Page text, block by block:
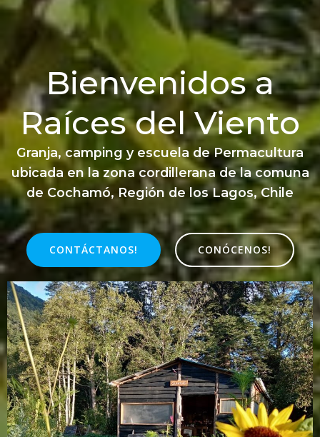
Bienvenidos a
Raíces del Viento
Granja, camping y escuela de Permacultura
ubicada en la zona cordillerana de la comuna
de Cochamó, Región de los Lagos, Chile
CONTÁCTANOS! CONÓCENOS!